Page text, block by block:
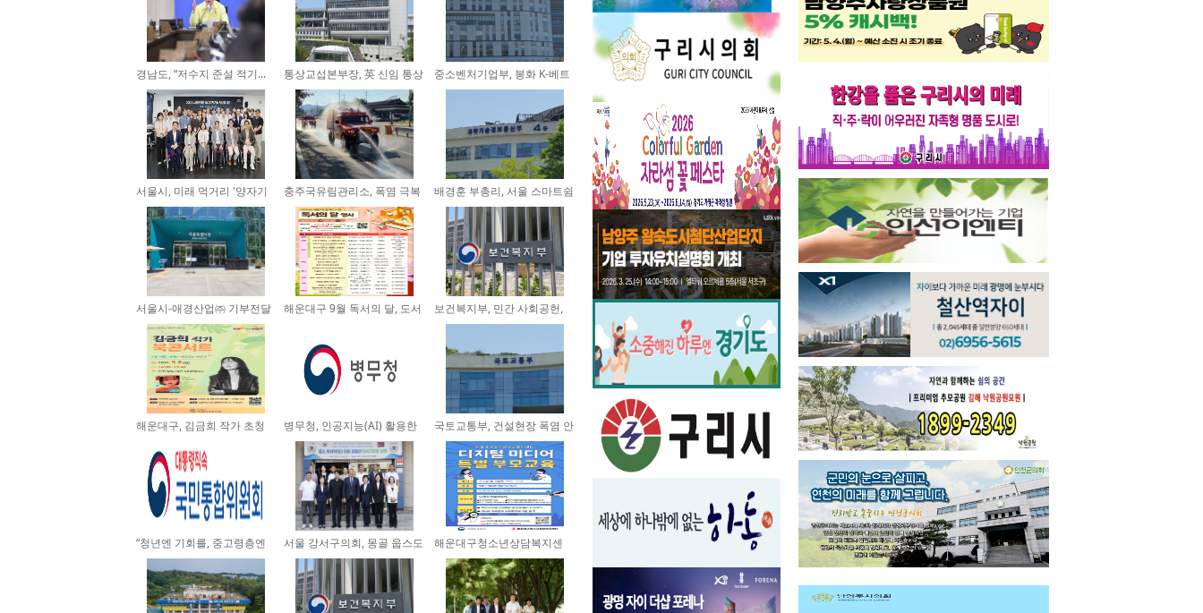
경남도, “저수지 준설 적기...
통상교섭본부장, 英 신임 통상
장...
중소벤처기업부, 봉화 K-베트
남 ...
서울시, 미래 먹거리 '양자기
술'...
충주국유림관리소, 폭염 극복
을 ...
배경훈 부총리, 서울 스마트쉼
센...
서울시-애경산업㈜ 기부전달
식, ...
해운대구 9월 독서의 달, 도서
보건복지부, 민간 사회공헌,
필...
해운대구, 김금희 작가 초청
병무청, 인공지능(AI) 활용한
업...
국토교통부, 건설현장 폭염 안
전...
“청년엔 기회를, 중고령층엔
안...
서울 강서구의회, 몽골 웁스도
의...
해운대구청소년상담복지센
터, ‘...